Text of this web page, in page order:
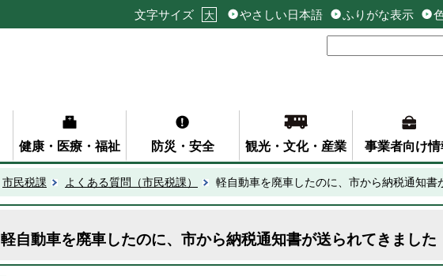
文字サイズ 大 やさしい日本語 ふりがな表示
健康・医療・福祉 防災・安全 観光・文化・産業 事業者向け情
市民税課 よくある質問（市民税課） 軽自動車を廃車したのに、市から納税通知書
軽自動車を廃車したのに、市から納税通知書が送られてきました